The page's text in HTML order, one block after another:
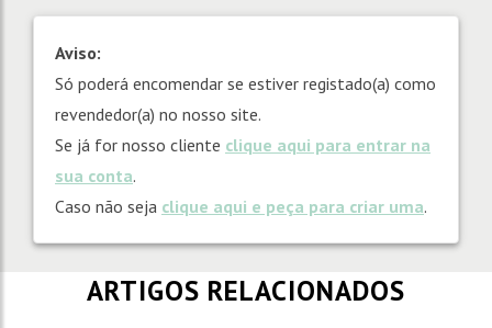
Aviso:
Só poderá encomendar se estiver registado(a) como
revendedor(a) no nosso site.
Se já for nosso cliente clique aqui para entrar na
sua conta.
Caso não seja clique aqui e peça para criar uma.
ARTIGOS RELACIONADOS